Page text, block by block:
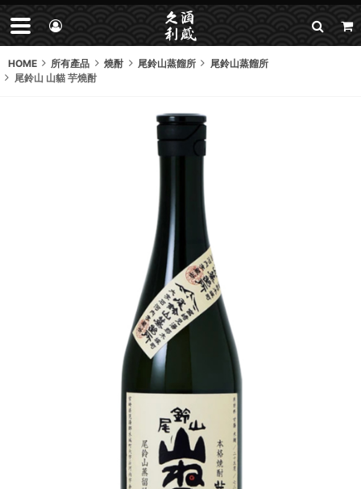
HOME 所有產品 燒酎 尾鈴山蒸餾所
尾鈴山蒸餾所
尾鈴山 山貓 芋燒酎